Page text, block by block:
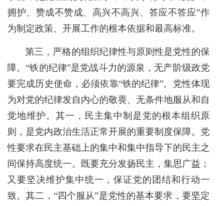
拥护、赞成不赞成、高兴不高兴、答应不答应”作
为制定政策、开展工作的根本依据和最高标准。
第三，严格的组织纪律性与原则性是党性的保
障。“铁的纪律”是党战斗力的源泉，无产阶级政党
要完成历史使命，必须依靠“铁的纪律”。党性体现
为对党的纪律发自内心的敬畏、无条件地服从和自
觉地维护。其一，民主集中制是党的根本组织原
则，是党内政治生活正常开展的重要制度保障。党
性要求在民主基础上的集中和集中指导下的民主之
间保持高度统一。既要充分发扬民主，集思广益；
又要坚决维护集中统一，保证党的团结和行动一
致。其二，“四个服从”是党性的基本要求，要坚定